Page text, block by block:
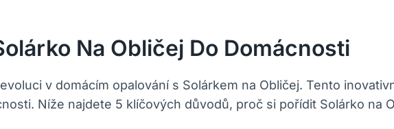
Na Obličej Do Domácnosti
v domácím opalování s Solárkem na Obličej. Tento
Níže najdete 5 klíčových důvodů, proč si pořídit Solárko na